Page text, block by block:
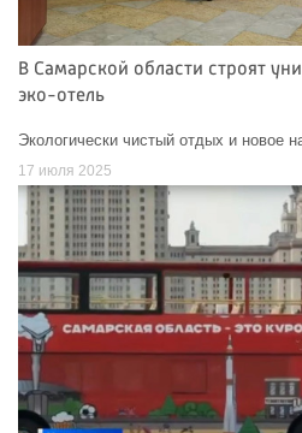
В Самарской области строят
эко-отель
Экологически чистый отдых и новое
17 июля 2025